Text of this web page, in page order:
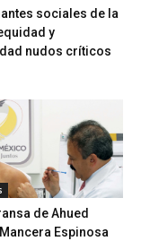
sociales de la
y
nudos críticos
de Ahued
Espinosa